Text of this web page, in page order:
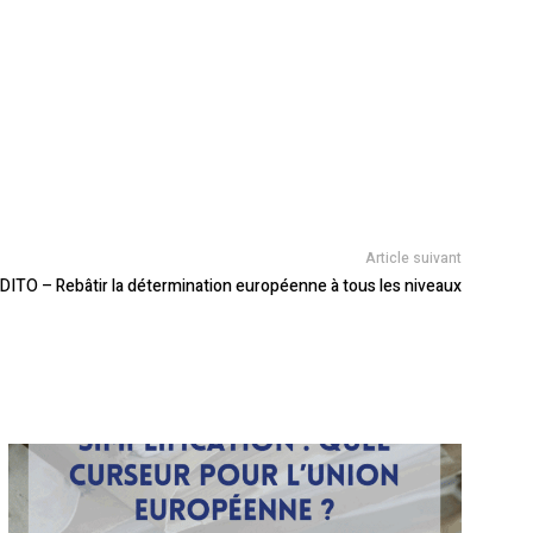
Article suivant
– Rebâtir la détermination européenne à tous les niveaux